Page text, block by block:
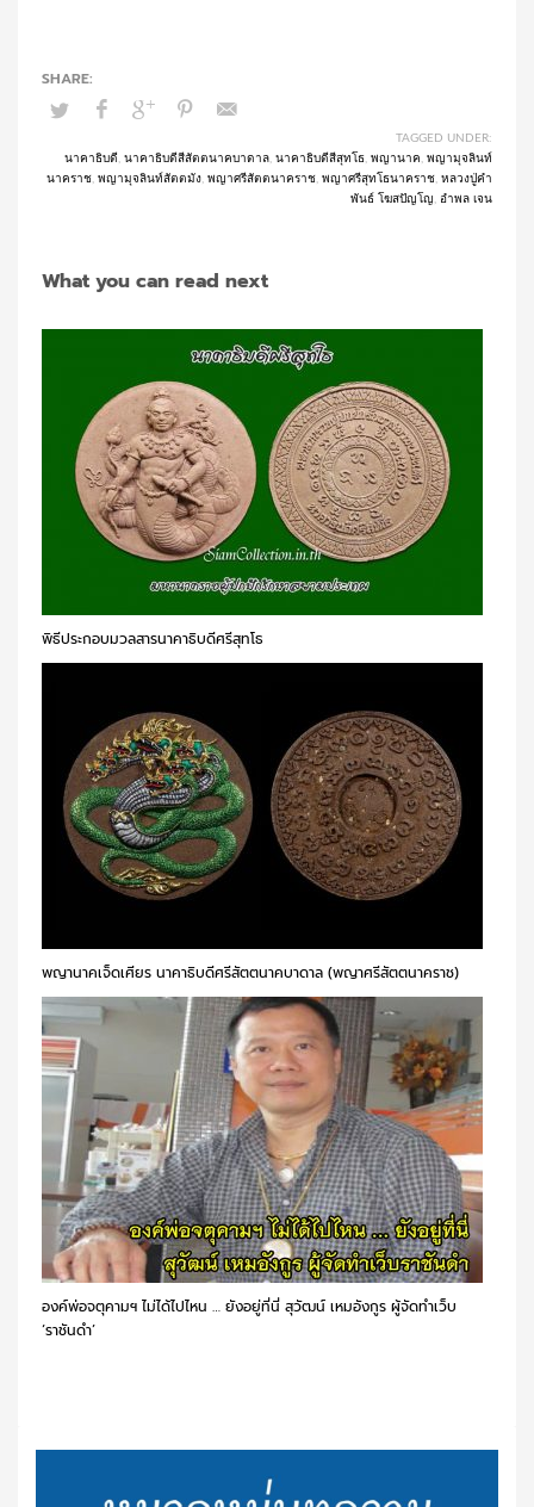
TAGGED UNDER:
นาคาธิบดี , นาคาธิบดีสีสัตตนาคบาดาล, นาคาธิบดีสีสุทโธ, พญานาค , พญามุจลินท์
นาคราช, พญามุจลินท์สัตตมัง, พญาศรีสัตตนาคราช, พญาศรีสุทโธนาคราช, หลวงปู่คำ
พันธ์ โฆสปัญโญ , อำพล เจน
What you can read next
พิธีประกอบมวลสารนาคาธิบดีศรีสุทโธ
พญานาคเจ็ดเศียร นาคาธิบดีศรีสัตตนาคบาดาล (พญาศรีสัตตนาคราช)
องค์พ่อจตุคามฯ ไม่ได้ไปไหน … ยังอยู่ที่นี่ สุวัฒน์ เหมอังกูร ผู้จัดทำเว็บ
‘ราชันดำ’